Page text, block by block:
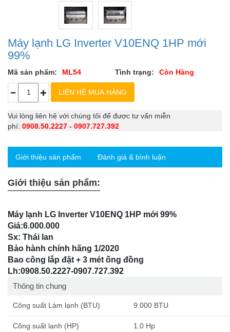
Máy lạnh LG Inverter V10ENQ 1HP mới
99%
Mã sản phẩm: ML54 Tình trạng: Còn Hàng
Vui lòng liên hệ với chúng tôi để được tư vấn miễn
phí: 0908.50.2227 - 0907.727.392
Giới thiệu sản phẩm Đánh giá & bình luận
Giới thiệu sản phẩm:
Máy lạnh LG Inverter V10ENQ 1HP mới 99%
Giá:6.000.000
Sx: Thái lan
Bảo hành chính hãng 1/2020
Bao công lắp đặt + 3 mét ống đồng
Lh:0908.50.2227-0907.727.392
Thông tin chung
Công suất Làm lạnh (BTU) 9.000 BTU
Công suất lạnh (HP) 1.0 Hp